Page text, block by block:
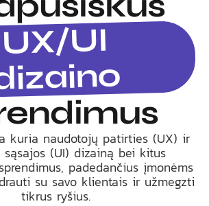
UX/UI
kuria naudotojų patirties (UX) ir
sąsajos (UI) dizainą bei kitus
padedančius įmonėms
su savo klientais ir užmegzti
tikrus ryšius.